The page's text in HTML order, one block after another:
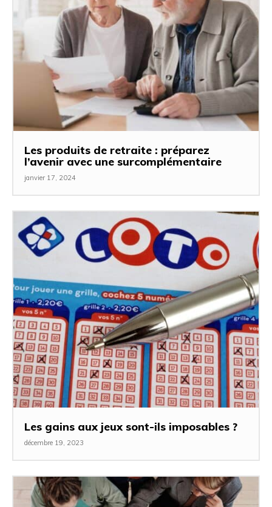
Les produits de retraite : préparez
l’avenir avec une surcomplémentaire
janvier 17, 2024
Les gains aux jeux sont-ils imposables ?
décembre 19, 2023